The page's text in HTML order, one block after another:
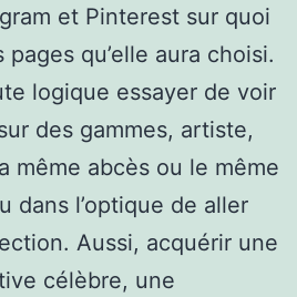
et Pinterest sur quoi
qu’elle aura choisi.
logique essayer de voir
des gammes, artiste,
même abcès ou le même
dans l’optique de aller
Aussi, acquérir une
célèbre, une